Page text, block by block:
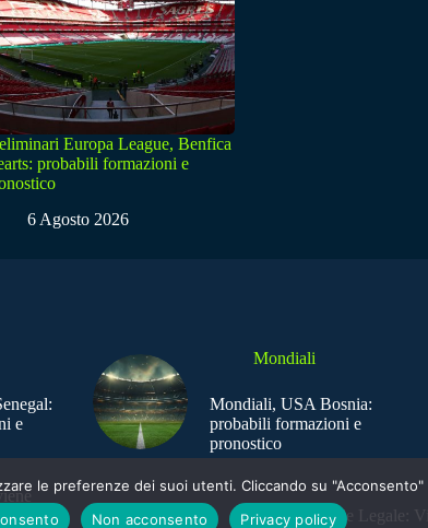
Europa League, Benfica
probabili formazioni e
6 Agosto 2026
e
Mondiali
Mondiali, USA Bosnia:
probabili formazioni e
pronostico
Sede Legale:
le preferenze dei suoi utenti. Cliccando su
Non acconsento Privacy policy